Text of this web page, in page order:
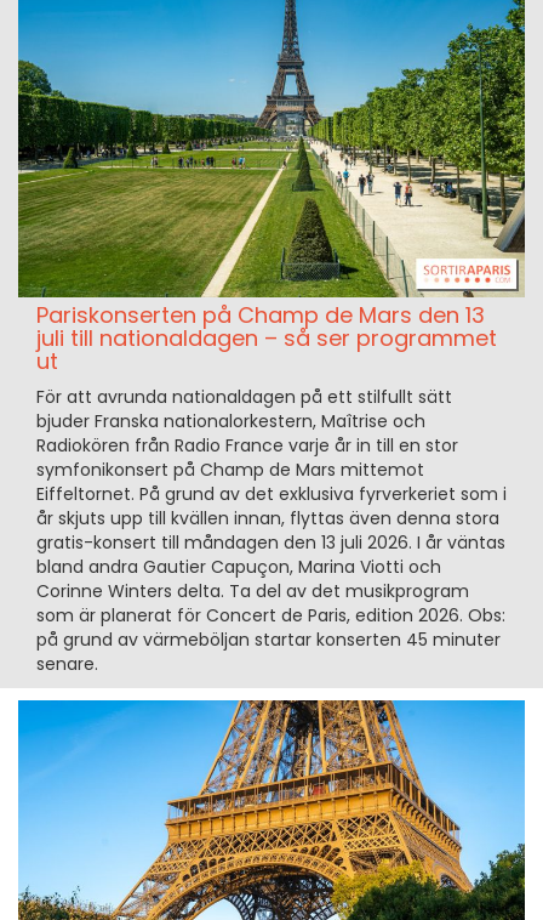
Pariskonserten på Champ de Mars den 13
juli till nationaldagen – så ser programmet
ut
För att avrunda nationaldagen på ett stilfullt sätt
bjuder Franska nationalorkestern, Maîtrise och
Radiokören från Radio France varje år in till en stor
symfonikonsert på Champ de Mars mittemot
Eiffeltornet. På grund av det exklusiva fyrverkeriet som i
år skjuts upp till kvällen innan, flyttas även denna stora
gratis-konsert till måndagen den 13 juli 2026. I år väntas
bland andra Gautier Capuçon, Marina Viotti och
Corinne Winters delta. Ta del av det musikprogram
som är planerat för Concert de Paris, edition 2026. Obs:
på grund av värmeböljan startar konserten 45 minuter
senare.